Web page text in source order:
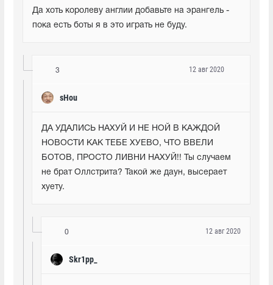
Да хоть королеву англии добавьте на эрангель -
пока есть боты я в это играть не буду.
3
sHou
12 авг 2020
ДА УДАЛИСЬ НАХУЙ И НЕ НОЙ В КАЖДОЙ
НОВОСТИ КАК ТЕБЕ ХУЕВО, ЧТО ВВЕЛИ
БОТОВ, ПРОСТО ЛИВНИ НАХУЙ!! Ты случаем
не брат Оллстрита? Такой же даун, высерает
хуету.
0
Skr1pp_
12 авг 2020